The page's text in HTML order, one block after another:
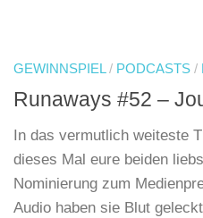
GEWINNSPIEL / PODCASTS /
Runaways #52 –
In das vermutlich weiteste
dieses Mal eure beiden
Nominierung zum
Audio haben sie Blut